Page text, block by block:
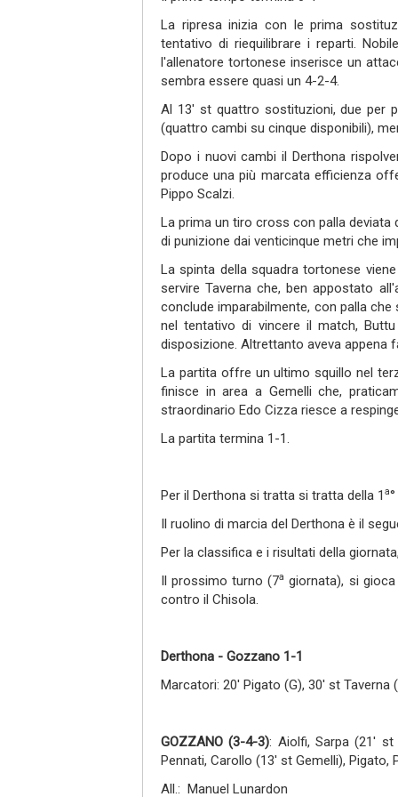
La ripresa inizia con le prima
tentativo di riequilibrare i reparti.
l'allenatore tortonese inserisce un
sembra essere quasi un 4-2-4.
Al 13' st quattro sostituzioni, due per
(quattro cambi su cinque disponibili),
Dopo i nuovi cambi il Derthona
produce una più marcata efficienza
Pippo Scalzi.
La prima un tiro cross con palla
di punizione dai venticinque metri che
La spinta della squadra tortonese
servire Taverna che, ben appostato
conclude imparabilmente, con palla
nel tentativo di vincere il match,
disposizione. Altrettanto aveva appena
La partita offre un ultimo squillo nel
finisce in area a Gemelli che,
straordinario Edo Cizza riesce a
La partita termina 1-1.
Per il Derthona si tratta si tratta della 1 a
Il ruolino di marcia del Derthona è il
Per la classifica e i risultati della
Il prossimo turno (7a giornata), si
contro il Chisola.
Derthona - Gozzano 1-1
Marcatori: 20' Pigato (G), 30' st Taverna
GOZZANO (3-4-3): Aiolfi, Sarpa (21' st
Pennati, Carollo (13' st Gemelli),
All.: Manuel Lunardon